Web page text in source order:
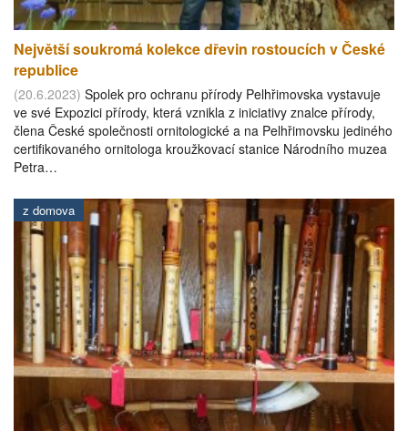
Největší soukromá kolekce dřevin rostoucích v České
republice
(20.6.2023) Spolek pro ochranu přírody Pelhřimovska vystavuje
ve své Expozici přírody, která vznikla z iniciativy znalce přírody,
člena České společnosti ornitologické a na Pelhřimovsku jediného
certifikovaného ornitologa kroužkovací stanice Národního muzea
Petra…
z domova